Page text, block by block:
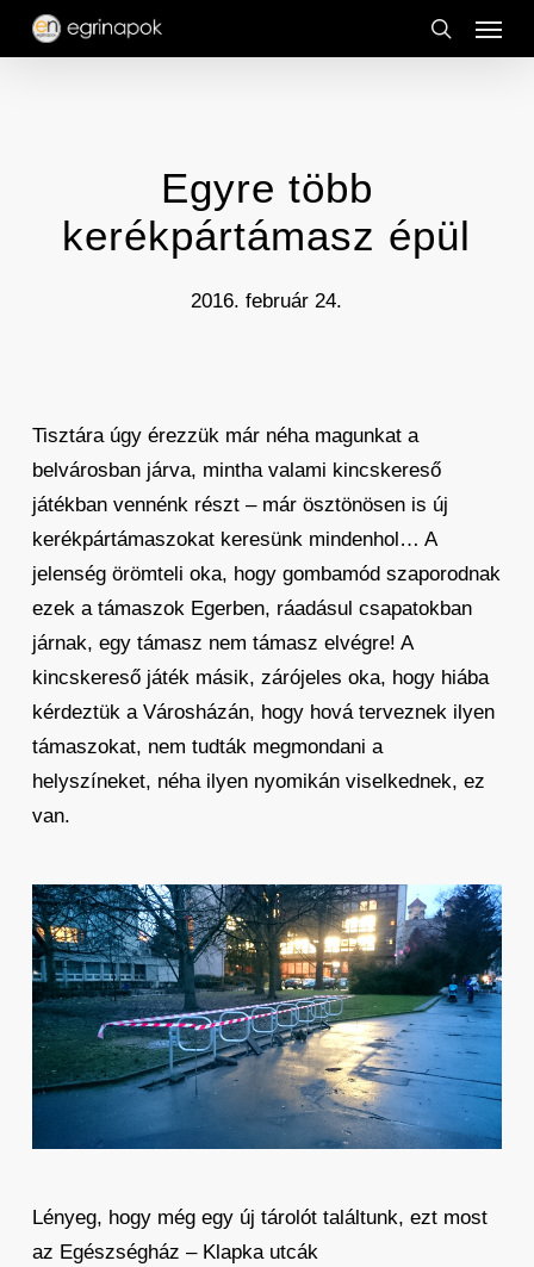
Skip
search
Menu
Egyre több
kerékpártámasz épül
2016. február 24.
Tisztára úgy érezzük már néha magunkat a
belvárosban járva, mintha valami kincskereső
játékban vennénk részt – már ösztönösen is új
kerékpártámaszokat keresünk mindenhol… A
jelenség örömteli oka, hogy gombamód szaporodnak
ezek a támaszok Egerben, ráadásul csapatokban
járnak, egy támasz nem támasz elvégre! A
kincskereső játék másik, zárójeles oka, hogy hiába
kérdeztük a Városházán, hogy hová terveznek ilyen
támaszokat, nem tudták megmondani a
helyszíneket, néha ilyen nyomikán viselkednek, ez
van.
Lényeg, hogy még egy új tárolót találtunk, ezt most
az Egészségház – Klapka utcák